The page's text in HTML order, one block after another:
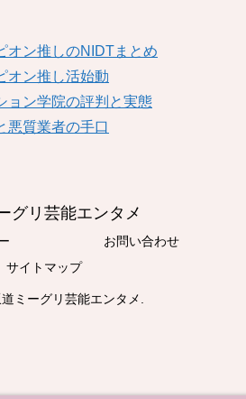
オン推しのNIDTまとめ
オン推し活始動
ョン学院の評判と実態
悪質業者の手口
グリ芸能エンタメ
お問い合わせ
サイトマップ
ミーグリ芸能エンタメ.